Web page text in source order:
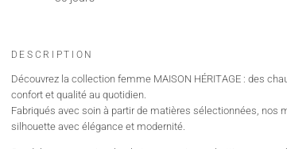
DESCRIPTION
Découvrez la collection femme MAISON HÉRITAGE : des
confort et qualité au quotidien.
Fabriqués avec soin à partir de matières sélectionnées, nos
silhouette avec élégance et modernité.